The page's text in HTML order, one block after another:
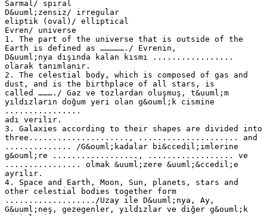
Sarmal/ spiral
D&uuml;zensiz/ irregular
eliptik (oval)/ elliptical
Evren/ universe
1. The part of the universe that is outside of the
Earth is defined as ……………./ Evrenin,
D&uuml;nya dışında kalan kısmı .................
olarak tanımlanır.
2. The celestial body, which is composed of gas and
dust, and is the birthplace of all stars, is
called ………./ Gaz ve tozlardan oluşmuş, t&uuml;m
yıldızların doğum yeri olan g&ouml;k cismine
................
adı verilir.
3. Galaxies according to their shapes are divided into
three....................., ..................... and
.............. /G&ouml;kadalar bi&ccedil;imlerine
g&ouml;re .................., .................. ve
................ olmak &uuml;zere &uuml;&ccedil;e
ayrılır.
4. Space and Earth, Moon, Sun, planets, stars and
other celestial bodies together form
.................../Uzay ile D&uuml;nya, Ay,
G&uuml;neş, gezegenler, yıldızlar ve diğer g&ouml;k